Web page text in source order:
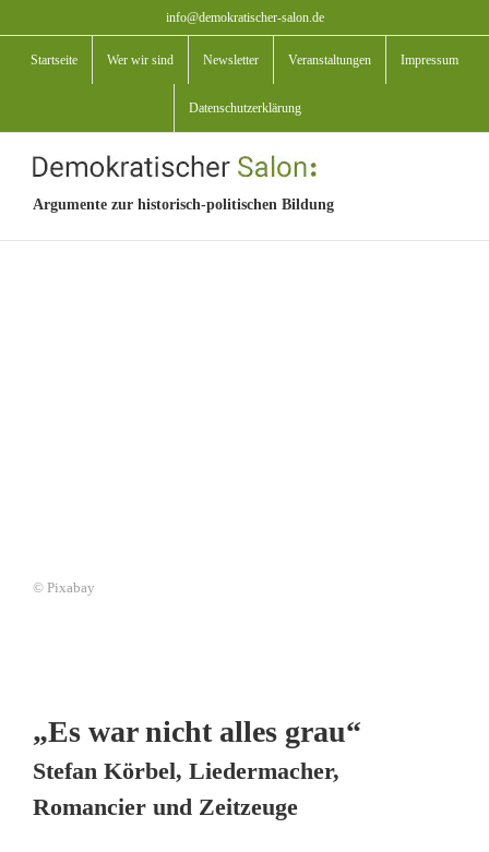
Inhalt
springen
info@demokratischer-salon.de
Startseite Wer wir sind Newsletter Veranstaltungen Impressum
Datenschutzerklärung
Argumente zur historisch-politischen Bildung
© Pixabay
„Es war nicht alles grau“
Stefan Körbel, Liedermacher,
Romancier und Zeitzeuge